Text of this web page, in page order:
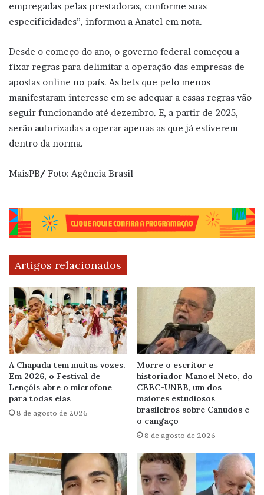
empregadas pelas prestadoras, conforme suas
especificidades”, informou a Anatel em nota.
Desde o começo do ano, o governo federal começou a
fixar regras para delimitar a operação das empresas de
apostas online no país. As bets que pelo menos
manifestaram interesse em se adequar a essas regras vão
seguir funcionando até dezembro. E, a partir de 2025,
serão autorizadas a operar apenas as que já estiverem
dentro da norma.
MaisPB/ Foto: Agência Brasil
Artigos relacionados
A Chapada tem muitas vozes.
Em 2026, o Festival de
Lençóis abre o microfone
para todas elas
8 de agosto de 2026
Morre o escritor e
historiador Manoel Neto, do
CEEC-UNEB, um dos
maiores estudiosos
brasileiros sobre Canudos e
o cangaço
8 de agosto de 2026